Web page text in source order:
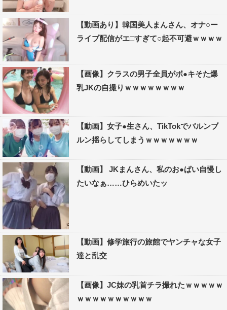
【動画あり】韓国美人まんさん、オナ○ー
ライブ配信がエ□すぎて○起不可避ｗｗｗｗ
【画像】クラスの男子全員がボ●キそた爆
乳JKの自撮りｗｗｗｗｗｗｗｗ
【動画】女子●生さん、TikTokでバルンブ
ルン揺らしてしまうｗｗｗｗｗｗｗ
【動画】 JKまんさん、私のお●ぱい自慢し
たいなぁ……ひらめいたッ
【動画】修学旅行の旅館でヤンチャな女子
達と乱交
【画像】JC妹の乳首チラ撮れたｗｗｗｗｗ
ｗｗｗｗｗｗｗｗｗｗ